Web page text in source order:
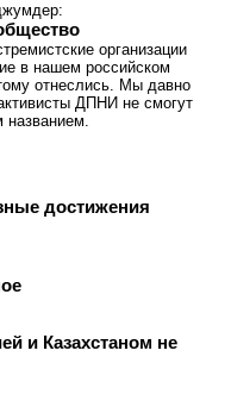
:
организации
в нашем российском
отнеслись. Мы давно
ДПНИ не смогут
названием.
достижения
и Казахстаном не